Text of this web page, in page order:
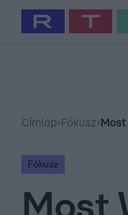
Babits Marcella
Címlap› Fókusz›
Fókusz